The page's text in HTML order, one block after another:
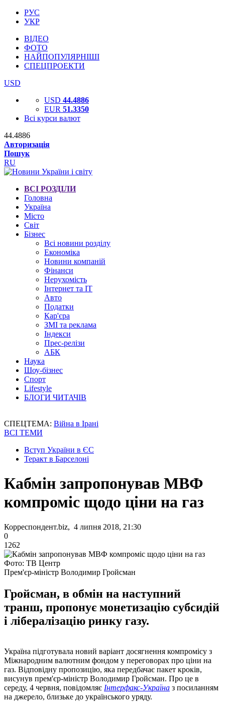
РУС
УКР
ВІДЕО
ФОТО
НАЙПОПУЛЯРНІШІ
СПЕЦПРОЕКТИ
USD
USD 44.4886
EUR 51.3350
Всі курси валют
44.4886
Авторизація
Пошук
RU
ВСІ РОЗДІЛИ
Головна
Україна
Місто
Світ
Бізнес
Всі новини розділу
Економіка
Новини компаній
Фінанси
Нерухомість
Інтернет та IT
Авто
Податки
Кар'єра
ЗМІ та реклама
Індекси
Прес-релізи
АБК
Наука
Шоу-бізнес
Спорт
Lifestyle
БЛОГИ ЧИТАЧІВ
СПЕЦТЕМА: Війна в Ірані
ВСІ ТЕМИ
Вступ України в ЄС
Теракт в Барселоні
Кабмін запропонував МВФ
компроміс щодо ціни на газ
Корреспондент.biz, 4 липня 2018, 21:30
0
1262
Фото: ТВ Центр
Прем'єр-міністр Володимир Гройсман
Гройсман, в обмін на наступний
транш, пропонує монетизацію субсидій
і лібералізацію ринку газу.
Україна підготувала новий варіант досягнення компромісу з
Міжнародним валютним фондом у переговорах про ціни на
газ. Відповідну пропозицію, яка передбачає пакет кроків,
висунув прем'єр-міністр Володимир Гройсман. Про це в
середу, 4 червня, повідомляє Інтерфакс-Україна з посиланням
на джерело, близьке до українського уряду.